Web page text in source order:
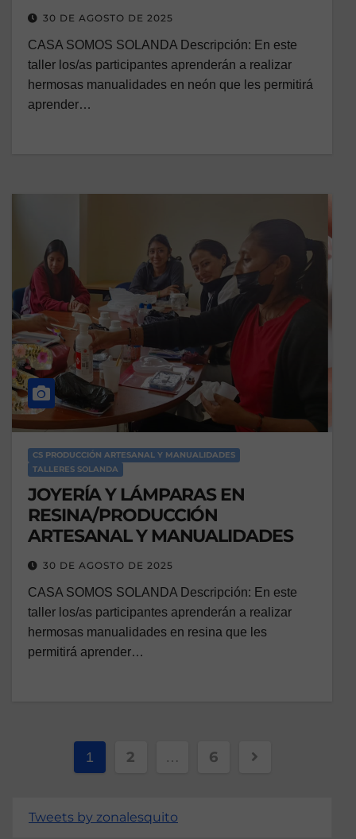
30 DE AGOSTO DE 2025
CASA SOMOS SOLANDA Descripción: En este
taller los/as participantes aprenderán a realizar
hermosas manualidades en neón que les permitirá
aprender…
CS PRODUCCIÓN ARTESANAL Y MANUALIDADES
TALLERES SOLANDA
JOYERÍA Y LÁMPARAS EN
RESINA/PRODUCCIÓN
ARTESANAL Y MANUALIDADES
30 DE AGOSTO DE 2025
CASA SOMOS SOLANDA Descripción: En este
taller los/as participantes aprenderán a realizar
hermosas manualidades en resina que les
permitirá aprender…
1 2 … 6
Tweets by zonalesquito